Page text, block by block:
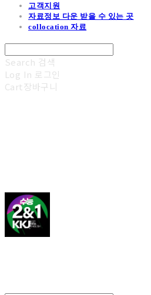
고객지원
자료정보 다운 받을 수 있는 곳
collocation 자료
Search 검색
Log In 로그인
Cart장바구니